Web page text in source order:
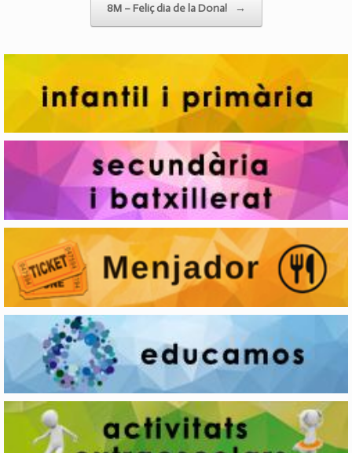
8M – Feliç dia de la Dona! →